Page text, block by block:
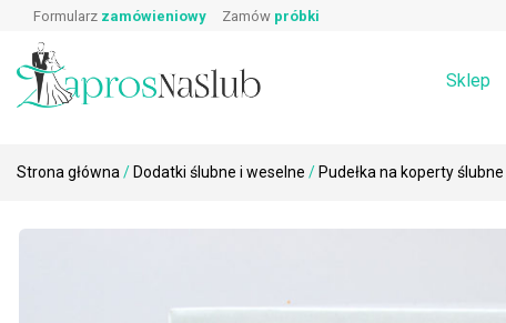
content
Formularz zamówieniowy Zamów próbki
Sklep
Prawa i obowiązki gościa weselnego
Dodatki ślubne i weselne na stół →
Wierszyki o prezentach
Rebusy ślubne do zaproszeń
Wpisz produkt, którego szukasz:
Strona główna / Dodatki ślubne i weselne / Pudełka na koperty ślubne